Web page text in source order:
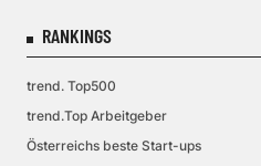
RANKINGS
trend. Top500
trend.Top Arbeitgeber
Österreichs beste Start-ups